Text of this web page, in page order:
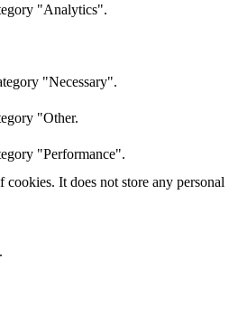
"Analytics".
"Necessary".
"Other.
"Performance".
It does not store any personal